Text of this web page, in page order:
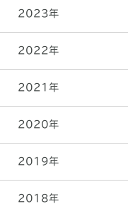
2023年
2022年
2021年
2020年
2019年
2018年